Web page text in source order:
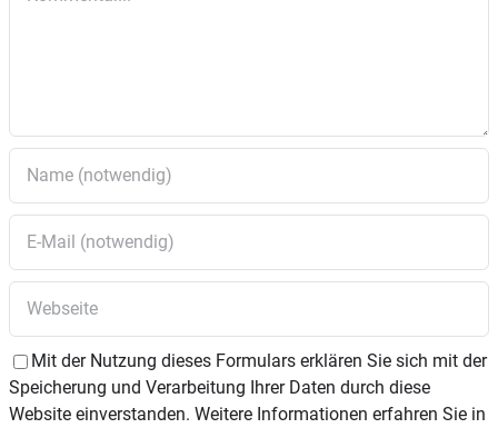
Mit der Nutzung dieses Formulars erklären Sie sich mit der
Speicherung und Verarbeitung Ihrer Daten durch diese
Website einverstanden. Weitere Informationen erfahren Sie in